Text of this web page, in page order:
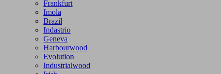
Frankfurt
Imola
Brazil
Indastrio
Geneva
Harbourwood
Evolution
Industrialwood